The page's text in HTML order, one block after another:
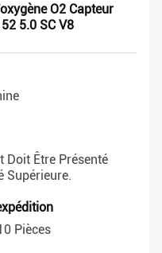
O2 Capteur
5.0 SC V8
Doit Être Présenté
Supérieure.
Pièces